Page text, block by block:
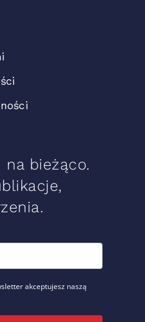
na bieżąco.
akceptujesz naszą